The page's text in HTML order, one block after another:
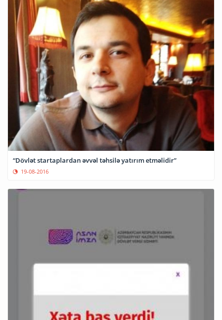
“Dövlət startaplardan əvvəl təhsilə yatırım etməlidir”
19-08-2016